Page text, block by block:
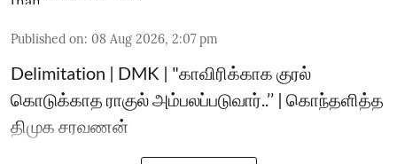
Published on: 08 Aug 2026, 2:07 pm
Delimitation | DMK | "காவிரிக்காக குரல்
கொடுக்காத ராகுல் அம்பலப்படுவார்..’’ | கொந்தளித்த
திமுக சரவணன்